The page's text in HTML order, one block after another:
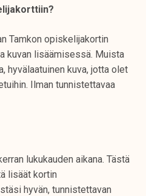
Tamkon opiskelijakortin
kuvan lisäämisessä. Muista
hyvälaatuinen kuva, jotta olet
Ilman tunnistettavaa
lukukauden aikana. Tästä
lisäät kortin
hyvän, tunnistettavan